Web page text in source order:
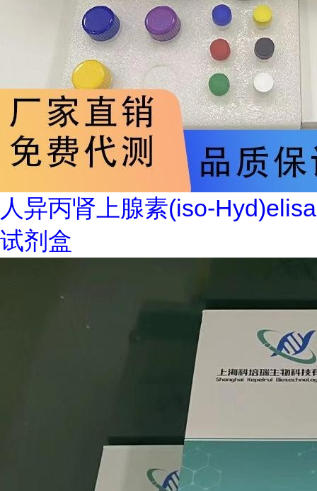
人异丙肾上腺素(iso-Hyd)elisa
试剂盒